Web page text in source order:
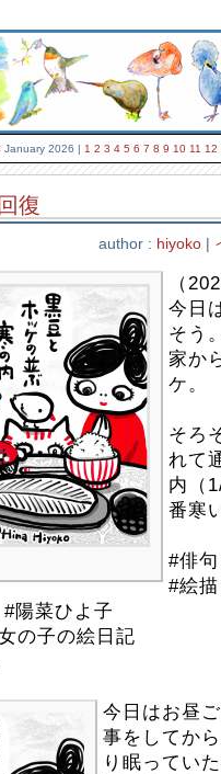
January 2026 | 1 2 3 4 5 6 7 8 9 10 11 12
復
author : hiyoko
（
今日
そう
家か
ケ。
そろ
れて
内（
番寒
#俳
#絵
陽菜ひよ子
の子の絵日記
今日はお昼
事をしてか
り眠ってい